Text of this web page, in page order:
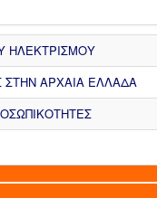
ΗΛΕΚΤΡΙΣΜΟΥ
ΣΤΗΝ ΑΡΧΑΙΑ ΕΛΛΑΔΑ